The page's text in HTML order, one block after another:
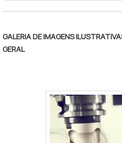
usinagem e reforma de
cliente.Sem trocar o foco
do que visar apenas
muitas maneiras
competência e excelência
Boas razões pelas quais a
é a melhor opção
GALERIA DE IMAGENS
GERAL